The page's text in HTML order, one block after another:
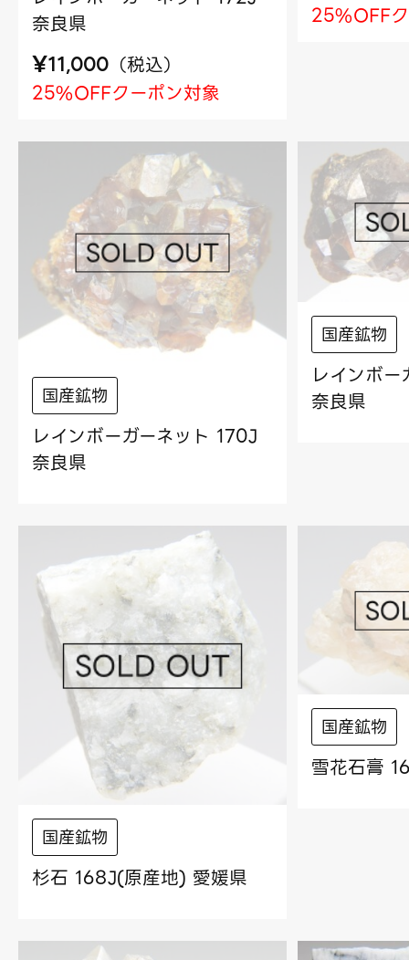
奈良県
¥11,000 （税込）
25%OFFクーポン対象
25%OFF
国産鉱物
レインボーガーネット 170J
奈良県
国産鉱物
レインボ
奈良県
国産鉱物
杉石 168J(原産地) 愛媛県
国産鉱物
雪花石膏